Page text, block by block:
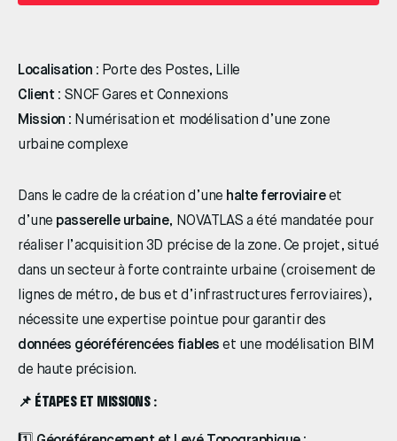
Localisation : Porte des Postes, Lille
Client : SNCF Gares et Connexions
Mission : Numérisation et modélisation d’une zone
urbaine complexe
Dans le cadre de la création d’une halte ferroviaireet
d’une passerelle urbaine, NOVATLAS a été mandatée pour
réaliser l’acquisition 3D précise de la zone. Ce projet, situé
dans un secteur à forte contrainte urbaine (croisement de
lignes de métro, de bus et d’infrastructures ferroviaires),
nécessite une expertise pointue pour garantir des
données géoréférencées fiables et une modélisation BIM
de haute précision.
📌 ÉTAPES ET MISSIONS :